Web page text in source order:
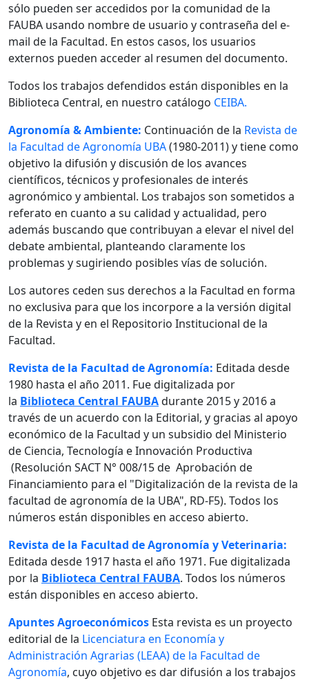
sólo pueden ser accedidos por la comunidad de la
FAUBA usando nombre de usuario y contraseña del e-
mail de la Facultad. En estos casos, los usuarios
externos pueden acceder al resumen del documento.
Todos los trabajos defendidos están disponibles en la
Biblioteca Central, en nuestro catálogo CEIBA.
Agronomía & Ambiente: Continuación de la Revista de
la Facultad de Agronomía UBA(1980-2011) y tiene como
objetivo la difusión y discusión de los avances
científicos, técnicos y profesionales de interés
agronómico y ambiental. Los trabajos son sometidos a
referato en cuanto a su calidad y actualidad, pero
además buscando que contribuyan a elevar el nivel del
debate ambiental, planteando claramente los
problemas y sugiriendo posibles vías de solución.
Los autores ceden sus derechos a la Facultad en forma
no exclusiva para que los incorpore a la versión digital
de la Revista y en el Repositorio Institucional de la
Facultad.
Revista de la Facultad de Agronomía: Editada desde
1980 hasta el año 2011. Fue digitalizada por
la Biblioteca Central FAUBAdurante 2015 y 2016 a
través de un acuerdo con la Editorial, y gracias al apoyo
económico de la Facultad y un subsidio del Ministerio
de Ciencia, Tecnología e Innovación Productiva
(Resolución SACT N° 008/15 de Aprobación de
Financiamiento para el "Digitalización de la revista de la
facultad de agronomía de la UBA", RD-F5). Todos los
números están disponibles en acceso abierto.
Revista de la Facultad de Agronomía y Veterinaria:
Editada desde 1917 hasta el año 1971. Fue digitalizada
por la Biblioteca Central FAUBA. Todos los números
están disponibles en acceso abierto.
Apuntes Agroeconómicos Esta revista es un proyecto
editorial de la Licenciatura en Economía y
Administración Agrarias (LEAA) de la Facultad de
Agronomía, cuyo objetivo es dar difusión a los trabajos